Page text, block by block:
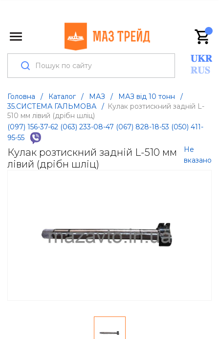
Головна / Каталог / МАЗ / МАЗ від 10 тонн
/
35.СИСТЕМА ГАЛЬМОВА
/ Кулак розтискний задній L-
510 мм лівий (дрібн шліц)
(097) 156-37-62 (063) 233-08-47 (067) 828-18-53 (050) 411-
95-55
Кулак розтискний задній L-510 мм
лівий (дрібн шліц)
Не
вказано